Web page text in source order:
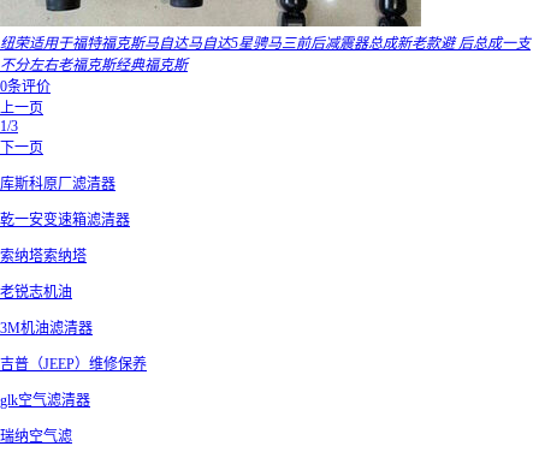
纽荣适用于福特福克斯马自达马自达5星骋马三前后减震器总成新老款避 后总成一支
不分左右老福克斯经典福克斯
0条评价
上一页
1/3
下一页
库斯科原厂滤清器
乾一安变速箱滤清器
索纳塔索纳塔
老锐志机油
3M机油滤清器
吉普（JEEP）维修保养
glk空气滤清器
瑞纳空气滤